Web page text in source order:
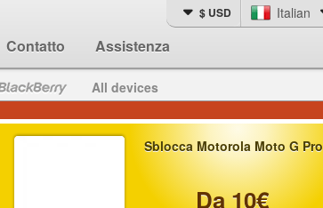
Contatto Assistenza
$ USD Italian
All devices
Sblocca Motorola Moto G Pro
Da 10€